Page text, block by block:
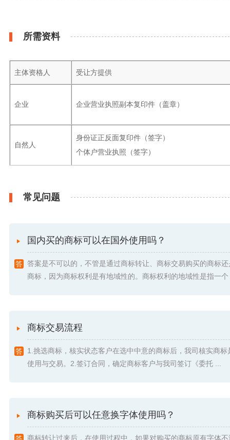
所需资料
主体资格人 受让方提供
企业 企业营业执照副本复印件（盖章）
自然人
身份证正反面复印件（签字）
个体户营业执照（签字）
常见问题
国内买的商标可以在国外使用吗？
答案是不可以的，不管是通过商标转让、商标交易购买的商标
商标，因为商标权利是有地域性的。商标权利的地域性是指一
商标交易流程
1.挑选商标，核实状态客户在选中中意的商标后，我司核实商标
使用与交易。2.签订合同，确定商标客户与我司签订《委托 ...
商标购买后可以任意换字体使用吗？
商标转让过来后，在使用过程中，如果对购买的商标原有字体